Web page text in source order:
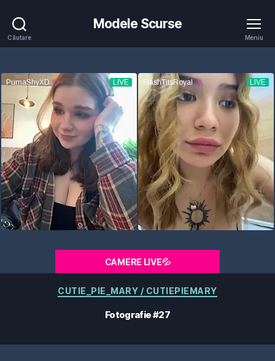
Căutare
Modele Scurse
Meniu
CAMERE LIVE💦
Categorii
CUTIE_PIE_MARY / CUTIEPIEMARY
Fotografie #27